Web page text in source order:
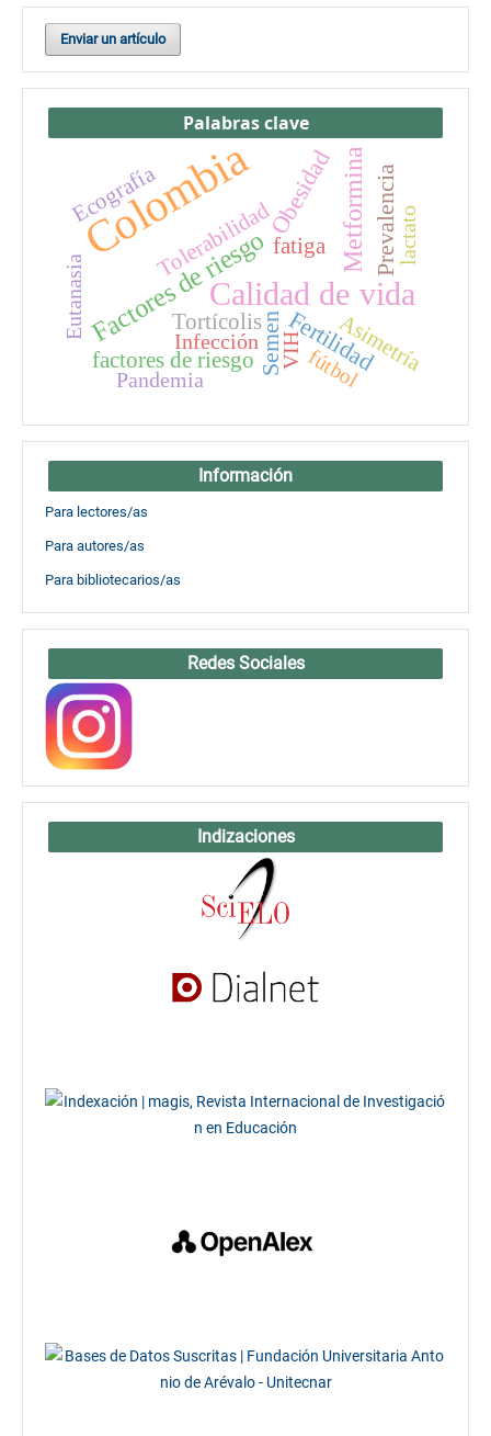
Enviar un artículo
Palabras clave
Colombia
Calidad de vida
Factores de riesgo
Metformina
Obesidad
SemenFertilidad
Prevalencia
factores de riesgo
fatiga
Tolerabilidad
Tortícolis Asimetría
Ecografía
VIH fútbol
lactato
Eutanasia
Infección
Pandemia
Información
Para lectores/as
Para autores/as
Para bibliotecarios/as
Redes Sociales
Indizaciones